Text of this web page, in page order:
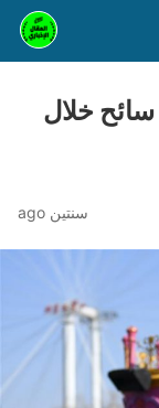
من 8 ملايين سائح خلال
سنتين ago